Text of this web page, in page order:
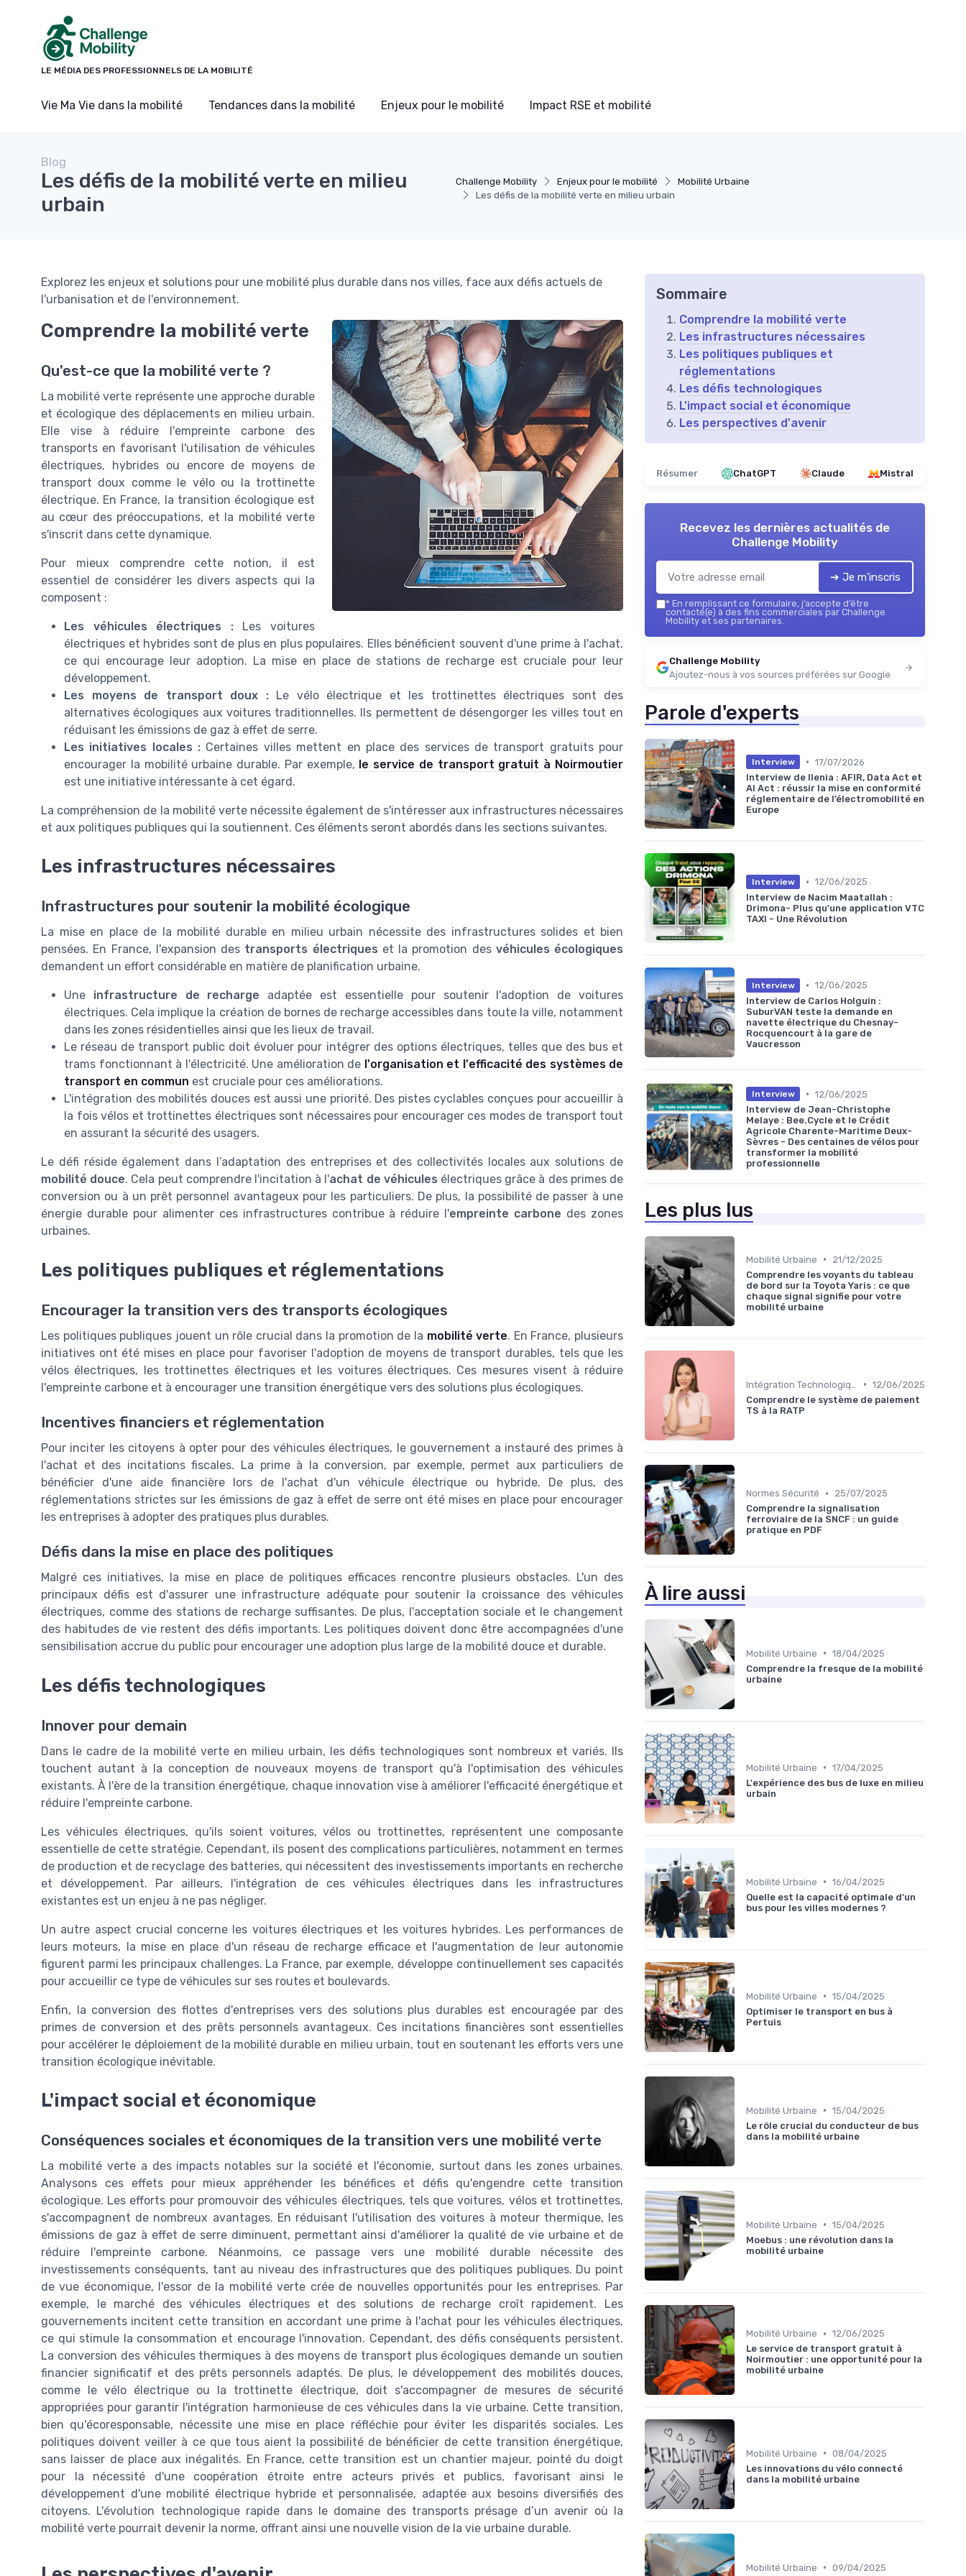
LE MÉDIA DES PROFESSIONNELS DE LA MOBILITÉ
Vie Ma Vie dans la mobilité Tendances dans la mobilité Enjeux pour le mobilité Impact RSE et mobilité
Challenge Mobility Enjeux pour le mobilité
Mobilité Urbaine
Les défis de la mobilité verte en milieu urbain
Blog
Les défis de la mobilité verte en milieu
urbain
Explorez les enjeux et solutions pour une mobilité plus durable dans nos villes, face aux défis actuels de
l'urbanisation et de l'environnement.
Comprendre la mobilité verte
Qu'est-ce que la mobilité verte ?
La mobilité verte représente une approche durable
et écologique des déplacements en milieu urbain.
Elle vise à réduire l'empreinte carbone des
transports en favorisant l'utilisation de véhicules
électriques, hybrides ou encore de moyens de
transport doux comme le vélo ou la trottinette
électrique. En France, la transition écologique est
au cœur des préoccupations, et la mobilité verte
s'inscrit dans cette dynamique.
Pour mieux comprendre cette notion, il est
essentiel de considérer les divers aspects qui la
composent :
Les véhicules électriques :Les voitures
électriques et hybrides sont de plus en plus populaires. Elles bénéficient souvent d'une prime à l'achat,
ce qui encourage leur adoption. La mise en place de stations de recharge est cruciale pour leur
développement.
Les moyens de transport doux :Le vélo électrique et les trottinettes électriques sont des
alternatives écologiques aux voitures traditionnelles. Ils permettent de désengorger les villes tout en
réduisant les émissions de gaz à effet de serre.
Les initiatives locales : Certaines villes mettent en place des services de transport gratuits pour
encourager la mobilité urbaine durable. Par exemple, le service de transport gratuit à Noirmoutier
est une initiative intéressante à cet égard.
La compréhension de la mobilité verte nécessite également de s'intéresser aux infrastructures nécessaires
et aux politiques publiques qui la soutiennent. Ces éléments seront abordés dans les sections suivantes.
Les infrastructures nécessaires
Infrastructures pour soutenir la mobilité écologique
La mise en place de la mobilité durable en milieu urbain nécessite des infrastructures solides et bien
pensées. En France, l'expansion des transports électriques et la promotion des véhicules écologiques
demandent un effort considérable en matière de planification urbaine.
Une infrastructure de recharge adaptée est essentielle pour soutenir l'adoption devoitures
électriques. Cela implique la création de bornes de recharge accessibles dans toute la ville, notamment
dans les zones résidentielles ainsi que les lieux de travail.
Le réseau de transport public doit évoluer pour intégrer des options électriques, telles que des bus et
trams fonctionnant à l'électricité. Une amélioration de l'organisation et l'efficacité des systèmes de
transport en commun est cruciale pour ces améliorations.
L'intégration des mobilités doucesest aussi une priorité. Des pistes cyclables conçues pour accueillir à
la fois vélos et trottinettes électriquessont nécessaires pour encourager ces modes de transport tout
en assurant la sécurité des usagers.
Le défi réside également dans l’adaptation des entrepriseset des collectivités locales aux solutions de
mobilité douce. Cela peut comprendre l'incitation à l'achat de véhicules électriques grâce à des primes de
conversion ou à un prêt personnel avantageux pour les particuliers. De plus, la possibilité de passer à une
énergie durablepour alimenter ces infrastructures contribue à réduire l'empreinte carbone des zones
urbaines.
Les politiques publiques et réglementations
Encourager la transition vers des transports écologiques
Les politiques publiques jouent un rôle crucial dans la promotion de la mobilité verte. En France, plusieurs
initiatives ont été mises en place pour favoriser l'adoption de moyens de transport durables, tels que les
vélos électriques, les trottinettes électriques et les voitures électriques. Ces mesures visent à réduire
l'empreinte carbone et à encourager une transition énergétique vers des solutions plus écologiques.
Incentives financiers et réglementation
Pour inciter les citoyens à opter pour des véhicules électriques, le gouvernement a instauré des primes à
l'achat et des incitations fiscales. La prime à la conversion, par exemple, permet aux particuliers de
bénéficier d'une aide financière lors de l'achat d'un véhicule électrique ou hybride. De plus, des
réglementations strictes sur les émissions de gaz à effet de serre ont été mises en place pour encourager
les entreprises à adopter des pratiques plus durables.
Défis dans la mise en place des politiques
Malgré ces initiatives, la mise en place de politiques efficaces rencontre plusieurs obstacles. L'un des
principaux défis est d'assurer une infrastructure adéquate pour soutenir la croissance des véhicules
électriques, comme des stations de recharge suffisantes. De plus, l'acceptation sociale et le changement
des habitudes de vie restent des défis importants. Les politiques doivent donc être accompagnées d'une
sensibilisation accrue du public pour encourager une adoption plus large de la mobilité douce et durable.
Les défis technologiques
Innover pour demain
Dans le cadre de la mobilité verte en milieu urbain, les défis technologiques sont nombreux et variés. Ils
touchent autant à la conception de nouveaux moyens de transport qu'à l'optimisation des véhicules
existants. À l'ère de la transition énergétique, chaque innovation vise à améliorer l'efficacité énergétique et
réduire l'empreinte carbone.
Les véhicules électriques, qu'ils soient voitures, vélos ou trottinettes, représentent une composante
essentielle de cette stratégie. Cependant, ils posent des complications particulières, notamment en termes
de production et de recyclage des batteries, qui nécessitent des investissements importants en recherche
et développement. Par ailleurs, l'intégration de ces véhicules électriques dans les infrastructures
existantes est un enjeu à ne pas négliger.
Un autre aspect crucial concerne les voitures électriques et les voitures hybrides. Les performances de
leurs moteurs, la mise en place d'un réseau de recharge efficace et l'augmentation de leur autonomie
figurent parmi les principaux challenges. La France, par exemple, développe continuellement ses capacités
pour accueillir ce type de véhicules sur ses routes et boulevards.
Enfin, la conversion des flottes d'entreprises vers des solutions plus durables est encouragée par des
primes de conversion et des prêts personnels avantageux. Ces incitations financières sont essentielles
pour accélérer le déploiement de la mobilité durable en milieu urbain, tout en soutenant les efforts vers une
transition écologique inévitable.
L'impact social et économique
Conséquences sociales et économiques de la transition vers une mobilité verte
La mobilité verte a des impacts notables sur la société et l'économie, surtout dans les zones urbaines.
Analysons ces effets pour mieux appréhender les bénéfices et défis qu'engendre cette transition
écologique. Les efforts pour promouvoir des véhicules électriques, tels que voitures, vélos et trottinettes,
s'accompagnent de nombreux avantages. En réduisant l'utilisation des voitures à moteur thermique, les
émissions de gaz à effet de serre diminuent, permettant ainsi d'améliorer la qualité de vie urbaine et de
réduire l'empreinte carbone. Néanmoins, ce passage vers une mobilité durable nécessite des
investissements conséquents, tant au niveau des infrastructures que des politiques publiques. Du point
de vue économique, l'essor de la mobilité verte crée de nouvelles opportunités pour les entreprises. Par
exemple, le marché des véhicules électriques et des solutions de recharge croît rapidement. Les
gouvernements incitent cette transition en accordant une prime à l'achat pour les véhicules électriques,
ce qui stimule la consommation et encourage l'innovation. Cependant, des défis conséquents persistent.
La conversion des véhicules thermiques à des moyens de transport plus écologiques demande un soutien
financier significatif et des prêts personnels adaptés. De plus, le développement des mobilités douces,
comme le vélo électrique ou la trottinette électrique, doit s'accompagner de mesures de sécurité
appropriées pour garantir l'intégration harmonieuse de ces véhicules dans la vie urbaine. Cette transition,
bien qu'écoresponsable, nécessite une mise en place réfléchie pour éviter les disparités sociales. Les
politiques doivent veiller à ce que tous aient la possibilité de bénéficier de cette transition énergétique,
sans laisser de place aux inégalités. En France, cette transition est un chantier majeur, pointé du doigt
pour la nécessité d'une coopération étroite entre acteurs privés et publics, favorisant ainsi le
développement d'une mobilité électrique hybride et personnalisée, adaptée aux besoins diversifiés des
citoyens. L'évolution technologique rapide dans le domaine des transports présage d’un avenir où la
mobilité verte pourrait devenir la norme, offrant ainsi une nouvelle vision de la vie urbaine durable.
Sommaire
Comprendre la mobilité verte
Les infrastructures nécessaires
Les politiques publiques et
réglementations
Les défis technologiques
L'impact social et économique
Les perspectives d'avenir
Résumer ChatGPT Claude Mistral
Recevez les dernières actualités de
Challenge Mobility
➔ Je m'inscris
* En remplissant ce formulaire, j’accepte d’être
contacté(e) à des fins commerciales par Challenge
Mobility et ses partenaires.
Challenge Mobility
Ajoutez-nous à vos sources préférées sur Google
Parole d'experts
Interview • 17/07/2026
Interview de Ilenia : AFIR, Data Act et
AI Act : réussir la mise en conformité
réglementaire de l’électromobilité en
Europe
Interview • 12/06/2025
Interview de Nacim Maatallah :
Drimona- Plus qu'une application VTC
TAXI - Une Révolution
Interview • 12/06/2025
Interview de Carlos Holguin :
SuburVAN teste la demande en
navette électrique du Chesnay-
Rocquencourt à la gare de
Vaucresson
Interview • 12/06/2025
Interview de Jean-Christophe
Melaye : Bee.Cycle et le Crédit
Agricole Charente-Maritime Deux-
Sèvres - Des centaines de vélos pour
transformer la mobilité
professionnelle
Les plus lus
Mobilité Urbaine •
21/12/2025
Comprendre les voyants du tableau
de bord sur la Toyota Yaris : ce que
chaque signal signifie pour votre
mobilité urbaine
• 12/06/2025
Comprendre le système de paiement
TS à la RATP
Normes Sécurité •
25/07/2025
Comprendre la signalisation
ferroviaire de la SNCF : un guide
pratique en PDF
À lire aussi
Mobilité Urbaine • 18/04/2025
Comprendre la fresque de la mobilité
urbaine
Mobilité Urbaine • 17/04/2025
L'expérience des bus de luxe en milieu
urbain
Mobilité Urbaine • 16/04/2025
Quelle est la capacité optimale d'un
bus pour les villes modernes ?
Mobilité Urbaine • 15/04/2025
Optimiser le transport en bus à
Pertuis
Mobilité Urbaine • 15/04/2025
Le rôle crucial du conducteur de bus
dans la mobilité urbaine
Mobilité Urbaine • 15/04/2025
Moebus : une révolution dans la
mobilité urbaine
Mobilité Urbaine • 12/06/2025
Le service de transport gratuit à
Noirmoutier : une opportunité pour la
mobilité urbaine
Mobilité Urbaine • 08/04/2025
Les innovations du vélo connecté
dans la mobilité urbaine
Mobilité Urbaine • 09/04/2025